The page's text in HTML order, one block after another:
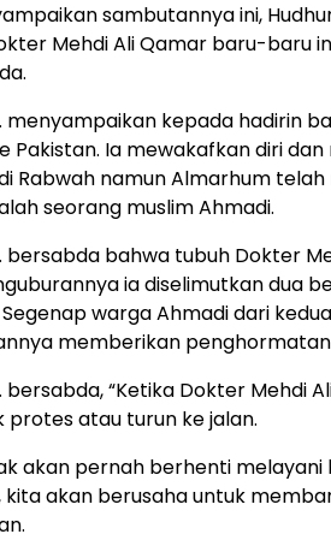
sambutannya ini,
Mehdi Ali Qamar baru-baru
menyampaikan kepada hadirin
Pakistan. Ia mewakafkan diri
Rabwah namun Almarhum
seorang muslim Ahmadi.
bersabda bahwa tubuh Dokter
ia diselimutkan dua
warga Ahmadi dari
memberikan
bersabda, “Ketika Dokter Mehdi
protes atau turun ke jalan.
akan pernah berhenti melayani
kita akan berusaha untuk